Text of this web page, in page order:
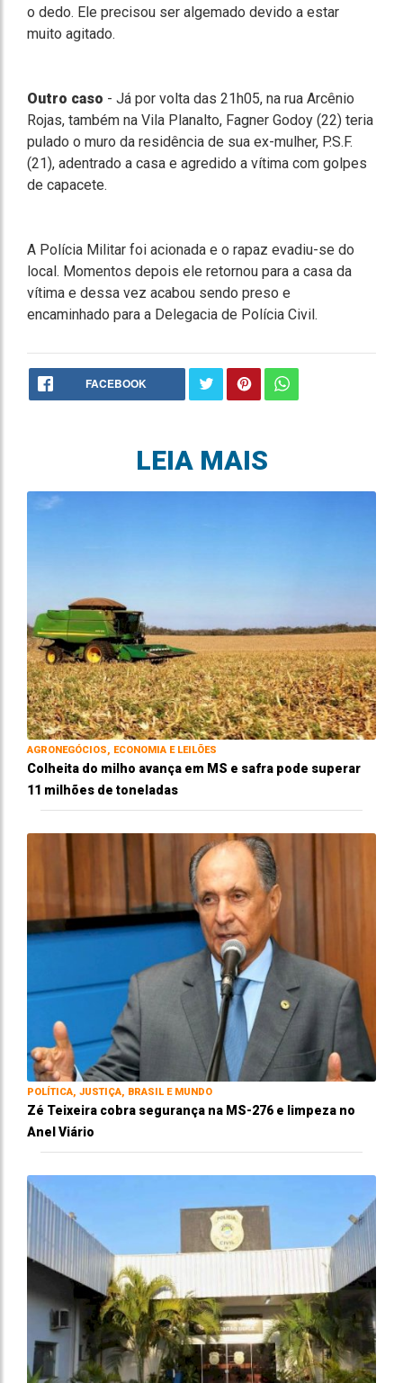
o dedo. Ele precisou ser algemado devido a estar
muito agitado.
Outro caso - Já por volta das 21h05, na rua Arcênio
Rojas, também na Vila Planalto, Fagner Godoy (22) teria
pulado o muro da residência de sua ex-mulher, P.S.F.
(21), adentrado a casa e agredido a vítima com golpes
de capacete.
A Polícia Militar foi acionada e o rapaz evadiu-se do
local. Momentos depois ele retornou para a casa da
vítima e dessa vez acabou sendo preso e
encaminhado para a Delegacia de Polícia Civil.
FACEBOOK
LEIA MAIS
AGRONEGÓCIOS, ECONOMIA E LEILÕES
Colheita do milho avança em MS e safra pode superar
11 milhões de toneladas
POLÍTICA, JUSTIÇA, BRASIL E MUNDO
Zé Teixeira cobra segurança na MS-276 e limpeza no
Anel Viário